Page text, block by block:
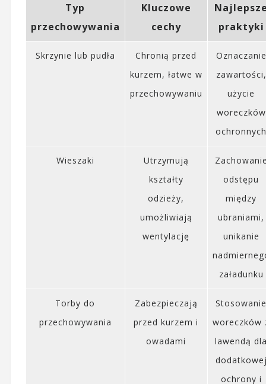
Typ
przechowywania
Kluczowe
cechy
praktyki
Skrzynie lub pudła
Chronią przed
kurzem, łatwe w
przechowywaniu
Oznaczanie
zawartości,
użycie
woreczków
Wieszaki
Utrzymują
kształty
odzieży,
umożliwiają
wentylację
odstępu
między
ubraniami,
unikanie
załadunku
Torby do
przechowywania
Zabezpieczają
przed kurzem i
owadami
woreczków
lawendą
ochrony i